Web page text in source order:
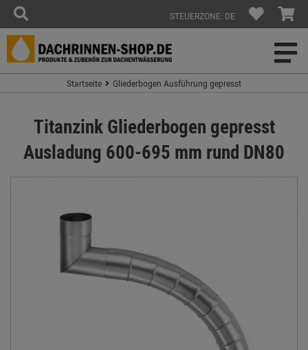
STEUERZONE: DE
Startseite Gliederbogen Ausführung gepresst
Titanzink Gliederbogen gepresst
Ausladung 600-695 mm rund DN80